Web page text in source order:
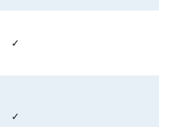
✓
✓